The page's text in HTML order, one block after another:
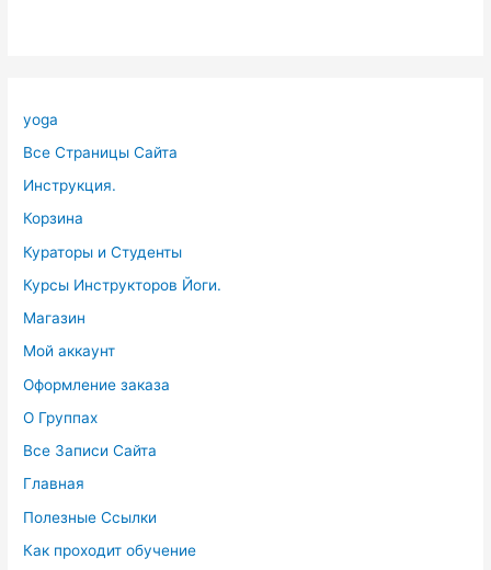
yoga
Все Страницы Сайта
Инструкция.
Корзина
Кураторы и Студенты
Курсы Инструкторов Йоги.
Магазин
Мой аккаунт
Оформление заказа
О Группах
Все Записи Сайта
Главная
Полезные Ссылки
Как проходит обучение